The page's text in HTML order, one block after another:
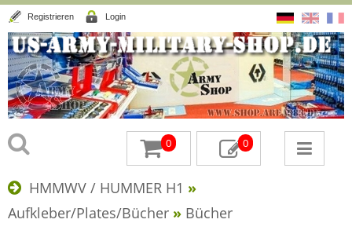
Registrieren Login
0 0
HMMWV / HUMMER H1 »
Aufkleber/Plates/Bücher » Bücher